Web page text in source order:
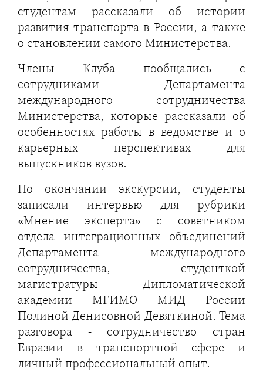
студентам рассказали об истории
развития транспорта в России, а также
о становлении самого Министерства.
Члены Клуба пообщались с
сотрудниками Департамента
международного сотрудничества
Министерства, которые рассказали об
особенностях работы в ведомстве и о
карьерных перспективах для
выпускников вузов.
По окончании экскурсии, студенты
записали интервью для рубрики
«Мнение эксперта» с советником
отдела интеграционных объединений
Департамента международного
сотрудничества, студенткой
магистратуры Дипломатической
академии МГИМО МИД России
Полиной Денисовной Девяткиной. Тема
разговора - сотрудничество стран
Евразии в транспортной сфере и
личный профессиональный опыт.